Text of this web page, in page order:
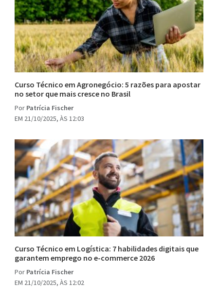
Curso Técnico em Agronegócio: 5 razões para apostar
no setor que mais cresce no Brasil
Por Patrícia Fischer
EM 21/10/2025, ÀS 12:03
Curso Técnico em Logística: 7 habilidades digitais que
garantem emprego no e-commerce 2026
Por Patrícia Fischer
EM 21/10/2025, ÀS 12:02